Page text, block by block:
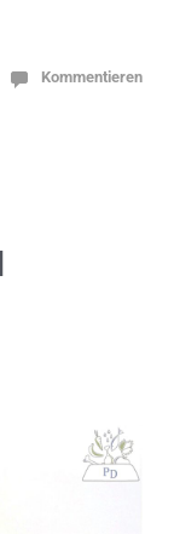
Kommentieren